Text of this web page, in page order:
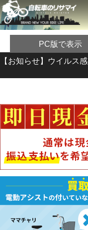
PC版で表示
【お知らせ】ウイルス